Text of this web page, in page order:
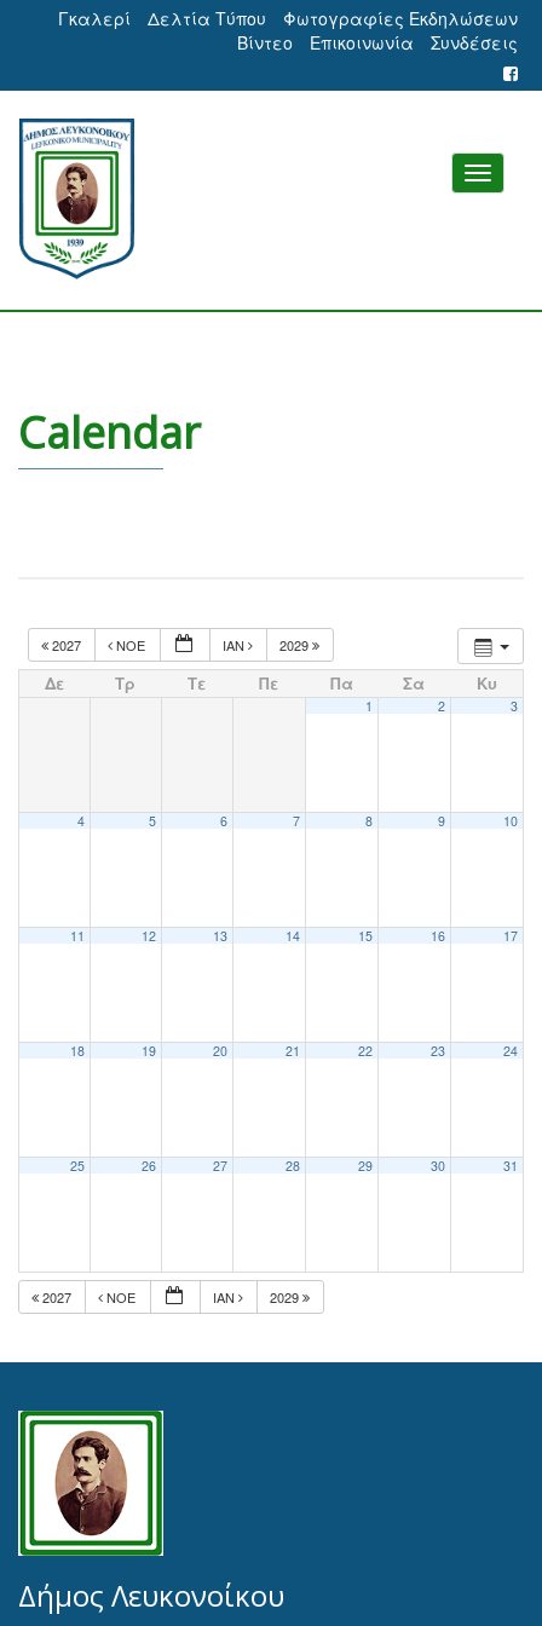
Γκαλερί Δελτία Τύπου
Φωτογραφίες Εκδηλώσεων
Βίντεο
Επικοινωνία Συνδέσεις
Calendar
2027 ΝΟΈ ΙΑΝ 2029
Δε Τρ Τε Πε Πα Σα Κυ
1 2 3
4 5 6 7 8 9 10
11 12 13 14 15 16 17
18 19 20 21 22 23 24
25 26 27 28 29 30 31
2027 ΝΟΈ ΙΑΝ 2029
Δήμος Λευκονοίκου